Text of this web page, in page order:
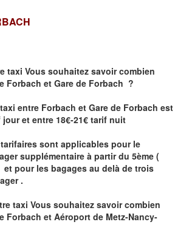
taxi Vous souhaitez savoircombien
Forbach et Gare de Forbach ?
entre Forbach et Gare de Forbach est
jour et entre 18€-21€ tarif nuit
sont applicables pour le
supplémentaire à partir du 5ème (
et pour les bagages au delà de trois
.
taxi Vous souhaitez savoircombien
Forbach et Aéroport de Metz-Nancy-